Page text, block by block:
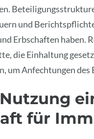
und
Erbschaften haben.
die Einhaltung
Anfechtungen des
für